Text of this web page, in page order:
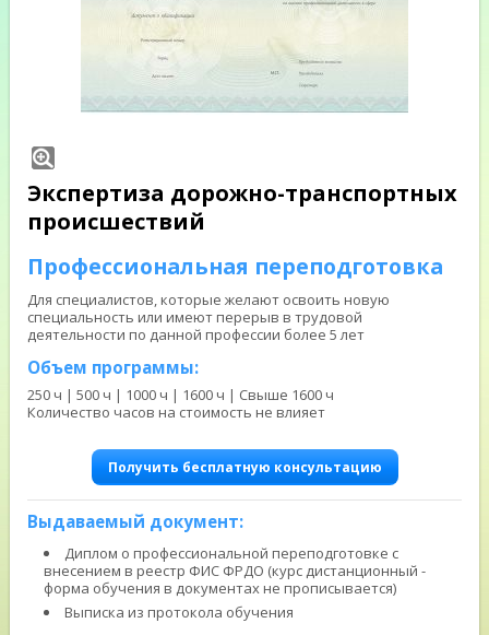
Экспертиза дорожно-транспортных
происшествий
Профессиональная переподготовка
Для специалистов, которые желают освоить новую
специальность или имеют перерыв в трудовой
деятельности по данной профессии более 5 лет
Объем программы:
250 ч | 500 ч | 1000 ч | 1600 ч | Свыше 1600 ч
Количество часов на стоимость не влияет
Получить бесплатную консультацию
Выдаваемый документ:
Диплом о профессиональной переподготовке с
внесением в реестр ФИС ФРДО (курс дистанционный -
форма обучения в документах не прописывается)
Выписка из протокола обучения